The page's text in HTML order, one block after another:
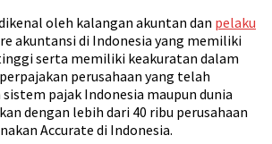
oleh kalangan akuntan dan pelaku
akuntansi di Indonesia yang memiliki
serta memiliki keakuratan dalam
perusahaan yang telah
pajak Indonesia maupun dunia
dengan lebih dari 40 ribu perusahaan
Accurate di Indonesia.